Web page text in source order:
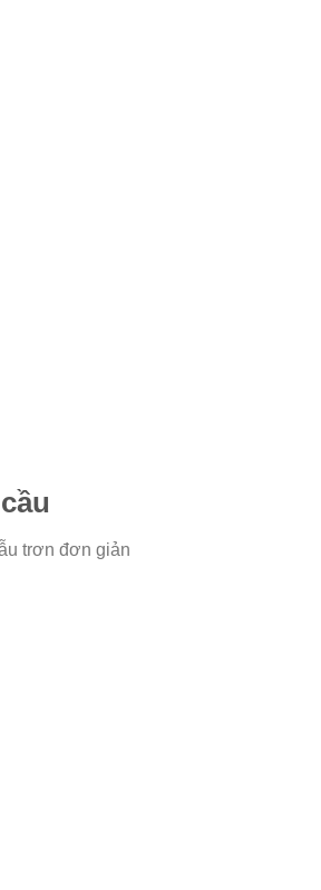
trơn đơn giản